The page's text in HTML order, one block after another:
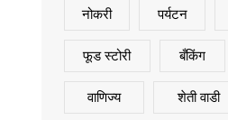
नोकरी पर्यटन
फूड स्टोरी बँकिंग
वाणिज्य शेती वाडी